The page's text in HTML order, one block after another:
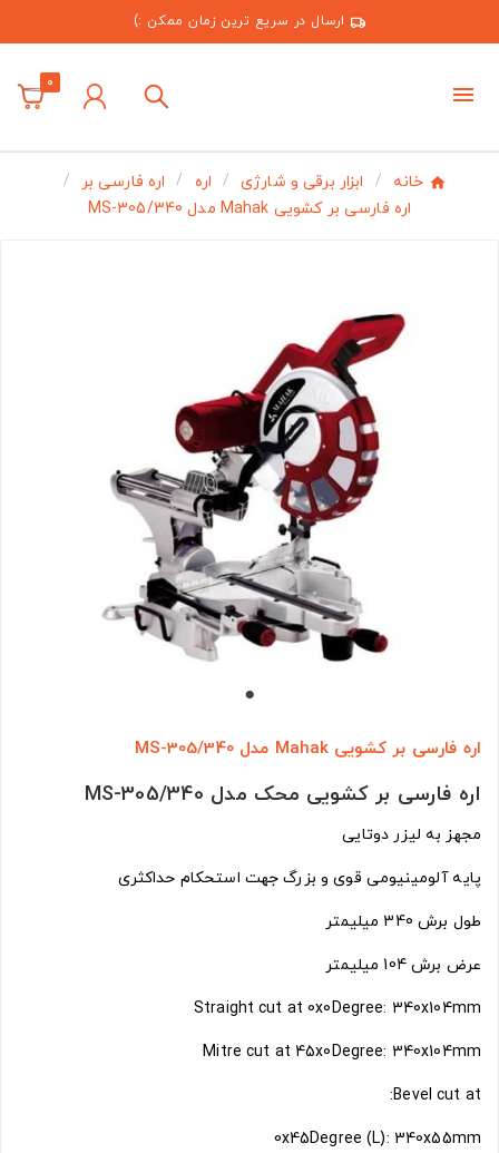
ارسال در سریع ترین زمان ممکن :)
0
خانه ابزار برقی و شارژی اره
اره فارسی بر
اره فارسی بر کشویی Mahak مدل MS-305/340
اره فارسی بر کشویی Mahak مدل MS-305/340
اره فارسی بر کشویی محک مدل MS-305/340
مجهز به لیزر دوتایی
پایه آلومینیومی قوی و بزرگ جهت استحکام حداکثری
طول برش 340 میلیمتر
عرض برش 104 میلیمتر
Straight cut at 0x0Degree: 340x104mm
Mitre cut at 45x0Degree: 340x104mm
Bevel cut at:
0x45Degree (L): 340x55mm